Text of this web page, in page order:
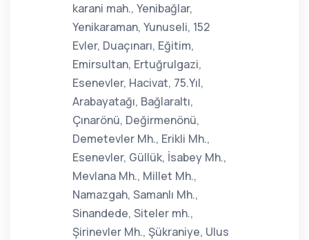
karani mah., Yenibağlar,
Yenikaraman, Yunuseli, 152
Evler, Duaçınarı, Eğitim,
Emirsultan, Ertuğrulgazi,
Esenevler, Hacivat, 75.Yıl,
Arabayatağı, Bağlaraltı,
Çınarönü, Değirmenönü,
Demetevler Mh., Erikli Mh.,
Esenevler, Güllük, İsabey Mh.,
Mevlana Mh., Millet Mh.,
Namazgah, Samanlı Mh.,
Sinandede, Siteler mh.,
Şirinevler Mh., Şükraniye, Ulus